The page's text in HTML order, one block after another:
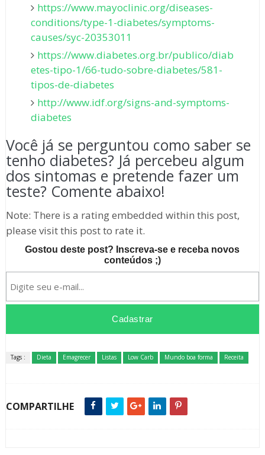
https://www.mayoclinic.org/diseases-
conditions/type-1-diabetes/symptoms-
causes/syc-20353011
https://www.diabetes.org.br/publico/diab
etes-tipo-1/66-tudo-sobre-diabetes/581-
tipos-de-diabetes
http://www.idf.org/signs-and-symptoms-
diabetes
Você já se perguntou como saber se
tenho diabetes? Já percebeu algum
dos sintomas e pretende fazer um
teste? Comente abaixo!
Note: There is a rating embedded within this post,
please visit this post to rate it.
Gostou deste post? Inscreva-se e receba novos
conteúdos ;)
Tags : Dieta Emagrecer Listas Low Carb Mundo boa forma Receita
COMPARTILHE